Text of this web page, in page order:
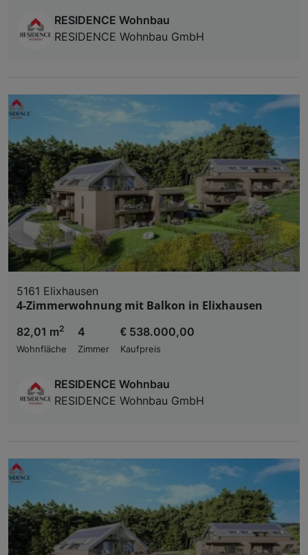
RESIDENCE Wohnbau
RESIDENCE Wohnbau GmbH
5161 Elixhausen
4-Zimmerwohnung mit Balkon in Elixhausen
82,01 m2
Wohnfläche
4
Zimmer
€ 538.000,00
Kaufpreis
RESIDENCE Wohnbau
RESIDENCE Wohnbau GmbH